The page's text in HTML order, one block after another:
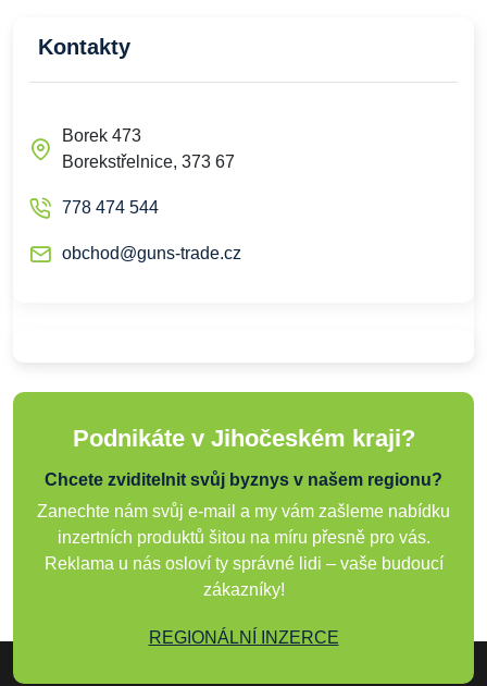
Kontakty
Borek 473
Borekstřelnice, 373 67
778 474 544
obchod@guns-trade.cz
Podnikáte v Jihočeském kraji?
Chcete zviditelnit svůj byznys v našem regionu?
Zanechte nám svůj e-mail a my vám zašleme nabídku
inzertních produktů šitou na míru přesně pro vás.
Reklama u nás osloví ty správné lidi – vaše budoucí
zákazníky!
REGIONÁLNÍ INZERCE